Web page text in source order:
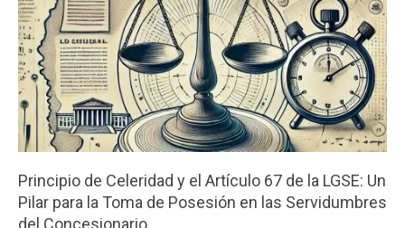
Principio de Celeridad y el Artículo 67 de la LGSE: Un
Pilar para la Toma de Posesión en las Servidumbres
del Concesionario.